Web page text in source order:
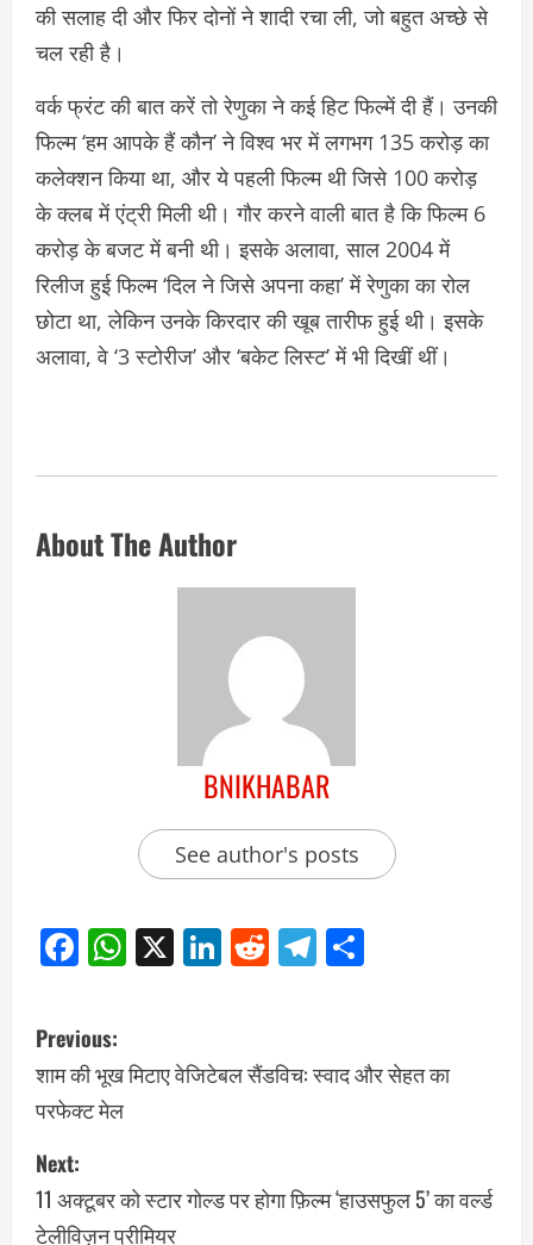
की सलाह दी और फिर दोनों ने शादी रचा ली, जो बहुत अच्छे से
चल रही है।
वर्क फ्रंट की बात करें तो रेणुका ने कई हिट फिल्में दी हैं। उनकी
फिल्म ‘हम आपके हैं कौन’ ने विश्व भर में लगभग 135 करोड़ का
कलेक्शन किया था, और ये पहली फिल्म थी जिसे 100 करोड़
के क्लब में एंट्री मिली थी। गौर करने वाली बात है कि फिल्म 6
करोड़ के बजट में बनी थी। इसके अलावा, साल 2004 में
रिलीज हुई फिल्म ‘दिल ने जिसे अपना कहा’ में रेणुका का रोल
छोटा था, लेकिन उनके किरदार की खूब तारीफ हुई थी। इसके
अलावा, वे ‘3 स्टोरीज’ और ‘बकेट लिस्ट’ में भी दिखीं थीं।
About The Author
BNIKHABAR
See author's posts
Facebook
WhatsApp
X LinkedIn
RedditTelegram
Previous:
शाम की भूख मिटाए वेजिटेबल सैंडविच: स्वाद और सेहत का
परफेक्ट मेल
Next:
11 अक्टूबर को स्टार गोल्ड पर होगा फ़िल्म ‘हाउसफुल 5’ का वर्ल्ड
टेलीविज़न प्रीमियर